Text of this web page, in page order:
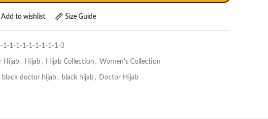
Add to wishlist Size Guide
1-1-1-1-1-1-1-1-1-3
Hijab , Hijab , Hijab Collection , Women's Collection
black doctor hijab , black hijab , Doctor Hijab